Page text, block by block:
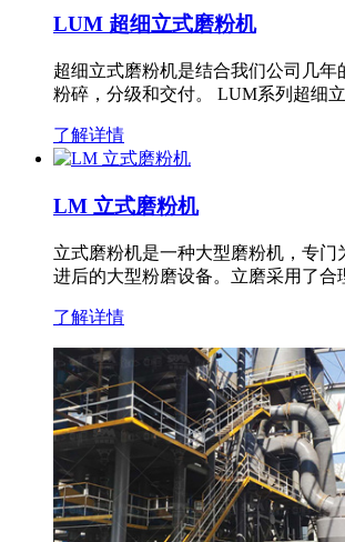
LUM 超细立式磨粉机
超细立式磨粉机是结合我们公司几
粉碎，分级和交付。 LUM系列超细
了解详情
LM 立式磨粉机
立式磨粉机是一种大型磨粉机，专
进后的大型粉磨设备。立磨采用了
了解详情